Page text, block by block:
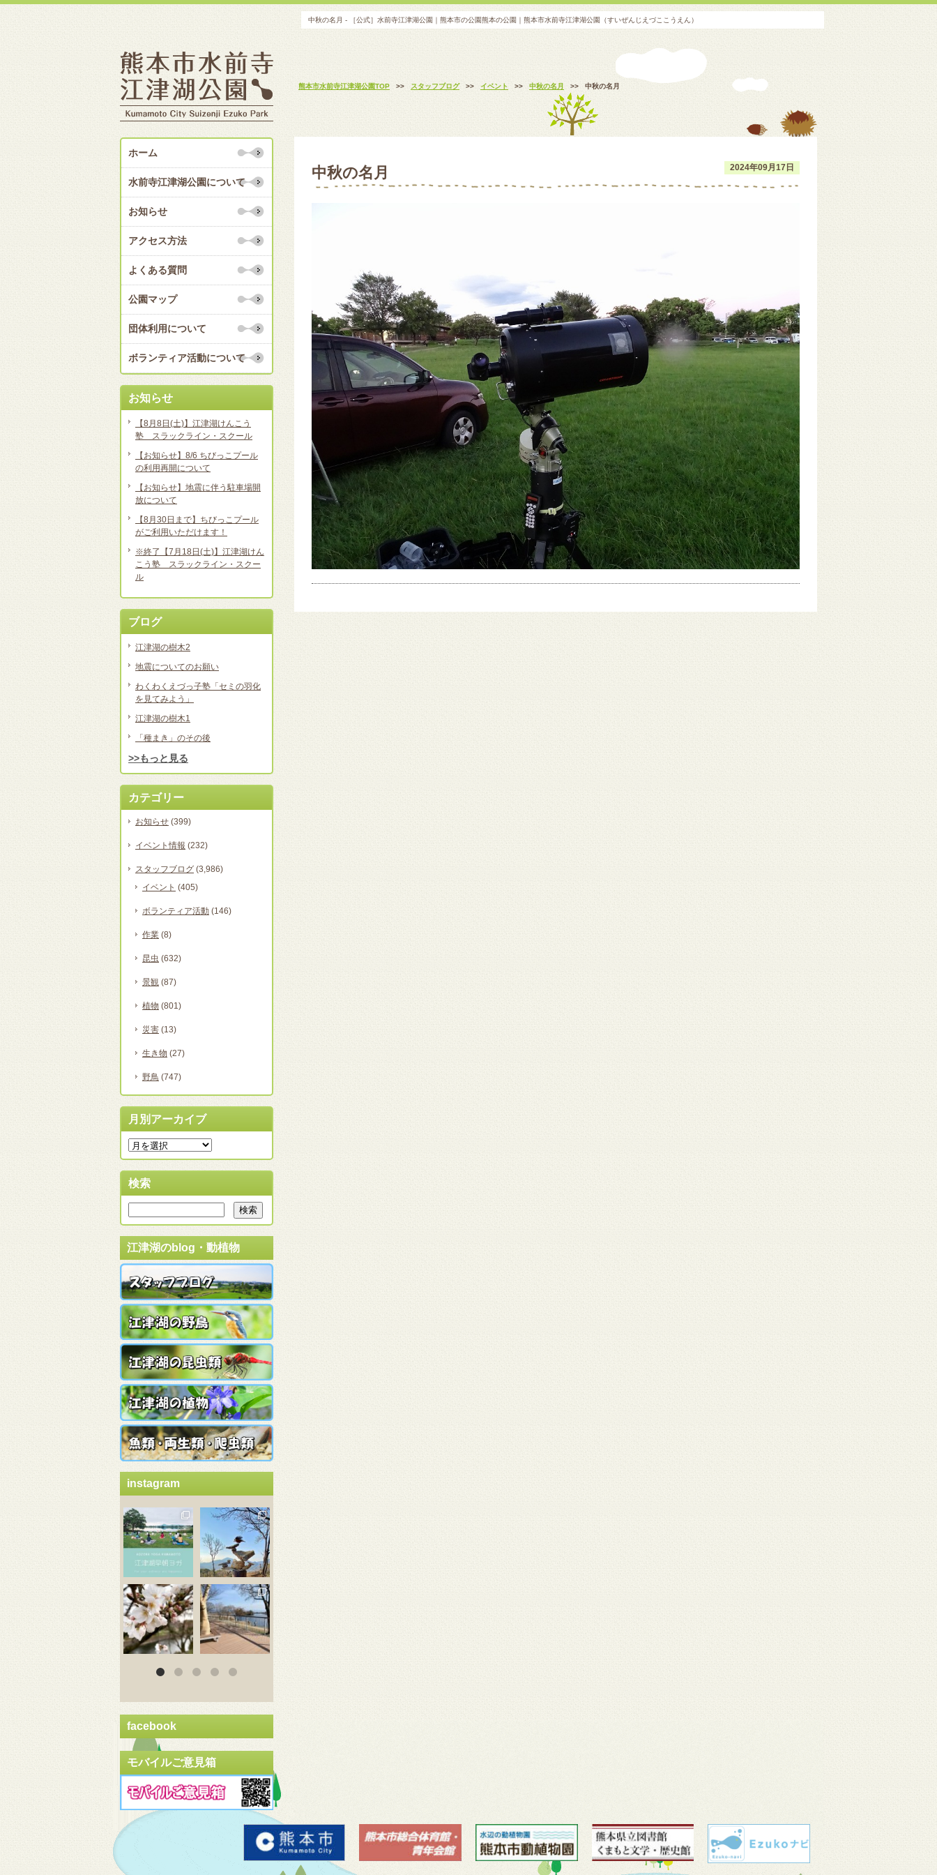
中秋の名月 - ［公式］水前寺江津湖公園｜熊本市の公園熊本の公園｜熊本市水前寺江津湖公園（すいぜんじえづここうえん）
熊本市水前寺江津湖公園TOP >> スタッフブログ >> イベント >> 中秋の名月 >> 中秋の名月
2024年09月17日
中秋の名月
ホーム
水前寺江津湖公園について
お知らせ
アクセス方法
よくある質問
公園マップ
団体利用について
ボランティア活動について
お知らせ
【8月8日(土)】江津湖けんこう
塾 スラックライン・スクール
【お知らせ】8/6 ちびっこプール
の利用再開について
【お知らせ】地震に伴う駐車場開
放について
【8月30日まで】ちびっこプール
がご利用いただけます！
※終了【7月18日(土)】江津湖けん
こう塾 スラックライン・スクー
ル
ブログ
江津湖の樹木2
地震についてのお願い
わくわくえづっ子塾「セミの羽化
を見てみよう」
江津湖の樹木1
「種まき」のその後
>>もっと見る
カテゴリー
お知らせ (399)
イベント情報 (232)
スタッフブログ (3,986)
イベント (405)
ボランティア活動 (146)
作業 (8)
昆虫 (632)
景観 (87)
植物 (801)
災害 (13)
生き物 (27)
野鳥 (747)
月別アーカイブ
検索
江津湖のblog・動植物
instagram
3月 20
3月 18
3月 18
facebook
モバイルご意見箱